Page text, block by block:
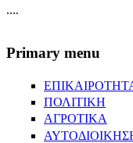
....
Primary menu
ΠΟΛΙΤΙΚΗ
ΑΓΡΟΤΙΚΑ